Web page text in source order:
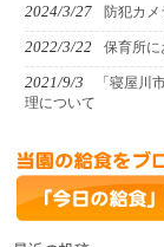
2024/3/27 防犯カメ
2022/3/22 保育所
2021/9/3
「寝屋川
理について